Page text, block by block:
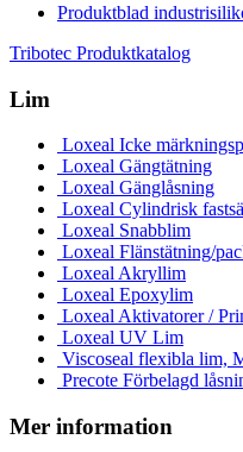
Produktblad
Tribotec Produktkatalog
Lim
Loxeal Icke
Loxeal Gängtätning
Loxeal Gänglåsning
Loxeal Cylindrisk
Loxeal Snabblim
Loxeal Flänstätning/
Loxeal Akryllim
Loxeal Epoxylim
Loxeal Aktivatorer /
Loxeal UV Lim
Viscoseal flexibla lim,
Precote Förbelagd
Mer information